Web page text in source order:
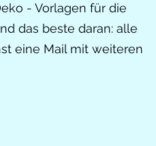
- Vorlagen für die
das beste daran: alle
eine Mail mit weiteren